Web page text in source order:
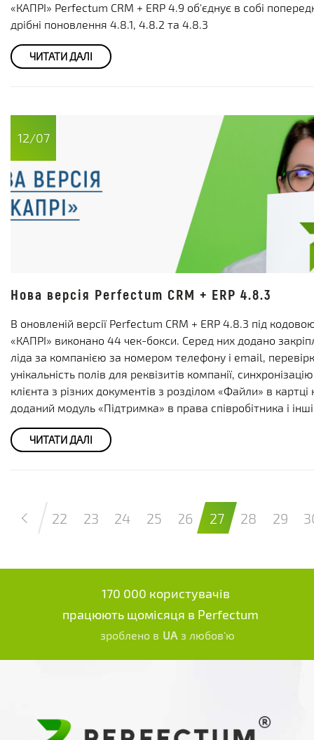
«КАПРІ» Perfectum CRM + ERP 4.9 об'єднує в собі
дрібні поновлення 4.8.1, 4.8.2 та 4.8.3
ЧИТАТИ ДАЛІ
12/07
Нова версія Perfectum CRM + ERP 4.8.3
В оновленій версії Perfectum CRM + ERP 4.8.3 під
«КАПРІ» виконано 44 чек-бокси. Серед них додано
ліда за компанією за номером телефону і email,
унікальність полів для реквізитів компанії,
клієнта з різних документів з розділом «Файли» в картці
доданий модуль «Підтримка» в права співробітника і
ЧИТАТИ ДАЛІ
22 23 24 25 26 27 28 29
170 000 користувачів
працюють щомісяця в Perfectum
зроблено в UA з любов'ю